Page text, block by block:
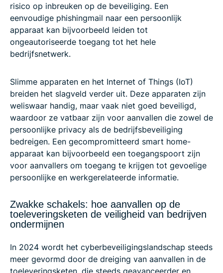
risico op inbreuken op de beveiliging. Een
eenvoudige phishingmail naar een persoonlijk
apparaat kan bijvoorbeeld leiden tot
ongeautoriseerde toegang tot het hele
bedrijfsnetwerk.
Slimme apparaten en het Internet of Things (IoT)
breiden het slagveld verder uit. Deze apparaten zijn
weliswaar handig, maar vaak niet goed beveiligd,
waardoor ze vatbaar zijn voor aanvallen die zowel de
persoonlijke privacy als de bedrijfsbeveiliging
bedreigen. Een gecompromitteerd smart home-
apparaat kan bijvoorbeeld een toegangspoort zijn
voor aanvallers om toegang te krijgen tot gevoelige
persoonlijke en werkgerelateerde informatie.
Zwakke schakels: hoe aanvallen op de
toeleveringsketen de veiligheid van bedrijven
ondermijnen
In 2024 wordt het cyberbeveiligingslandschap steeds
meer gevormd door de dreiging van aanvallen in de
toeleveringsketen, die steeds geavanceerder en